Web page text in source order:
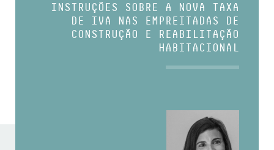
INSTRUÇÕES SOBRE A NOVA TAXA
DE IVA NAS EMPREITADAS DE
CONSTRUÇÃO E REABILITAÇÃO
HABITACIONAL